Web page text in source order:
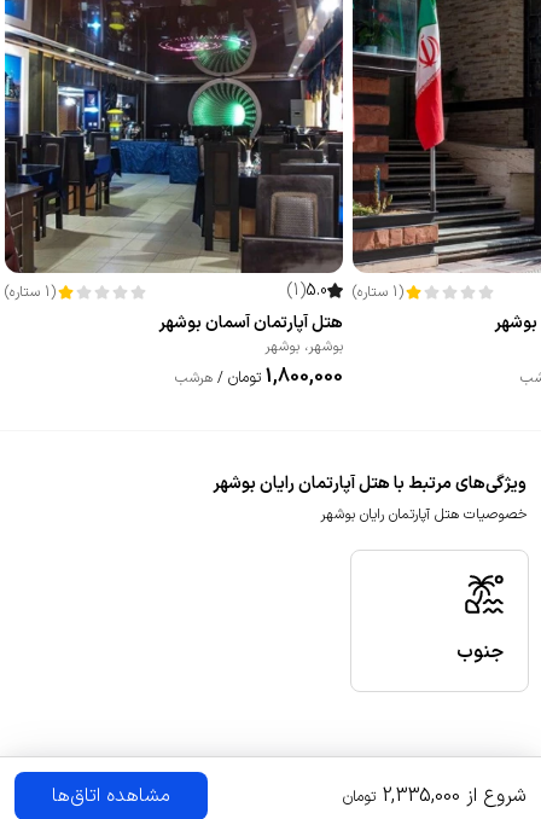
(
1 ستاره)
بوشهر
5.0
(
1
)
(
1 ستاره)
هتل آپارتمان آسمان بوشهر
بوشهر، بوشهر
1,800,000 تومان / هرشب
ویژگی‌های مرتبط با هتل آپارتمان رایان بوشهر
خصوصیات هتل آپارتمان رایان بوشهر
جنوب
شروع از 2,335,000 تومان مشاهده اتاق‌ها